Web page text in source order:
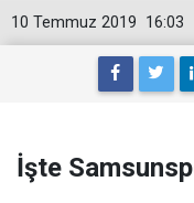
16:03
10 Temmuz 2019
İşte